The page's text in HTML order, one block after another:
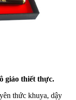
giáo thiết thực.
thức khuya, dậy